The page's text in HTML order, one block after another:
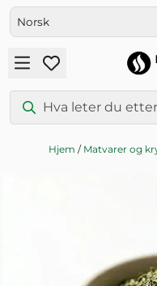
Hopp til innhold
Hjem / Matvarer og